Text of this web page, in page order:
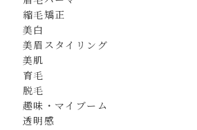
縮毛矯正
美白
美眉スタイリング
美肌
育毛
脱毛
趣味・マイブーム
透明感